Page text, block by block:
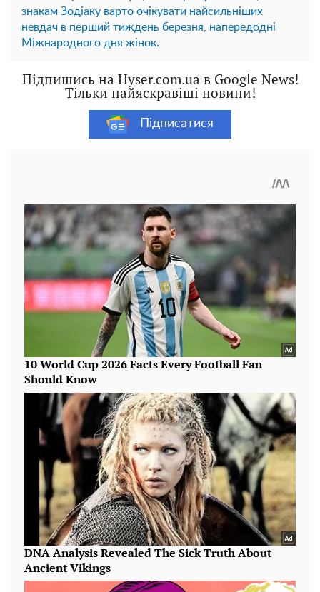
знакам Зодіаку варто очікувати найсильніших
невдач в перший тиждень березня, напередодні
Міжнародного дня жінок.
Підпишись на Hyser.com.ua в Google News!
Тільки найяскравіші новини!
Підписатися